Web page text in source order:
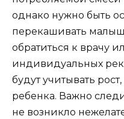
однако нужно быть
перекашивать
обратиться к врачу
индивидуальных
будут учитывать
ребенка. Важно
не возникло